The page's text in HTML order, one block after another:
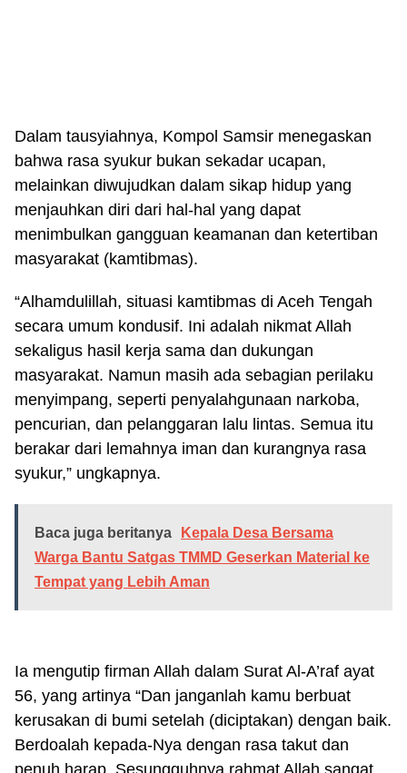
Dalam tausyiahnya, Kompol Samsir menegaskan
bahwa rasa syukur bukan sekadar ucapan,
melainkan diwujudkan dalam sikap hidup yang
menjauhkan diri dari hal-hal yang dapat
menimbulkan gangguan keamanan dan ketertiban
masyarakat (kamtibmas).
“Alhamdulillah, situasi kamtibmas di Aceh Tengah
secara umum kondusif. Ini adalah nikmat Allah
sekaligus hasil kerja sama dan dukungan
masyarakat. Namun masih ada sebagian perilaku
menyimpang, seperti penyalahgunaan narkoba,
pencurian, dan pelanggaran lalu lintas. Semua itu
berakar dari lemahnya iman dan kurangnya rasa
syukur,” ungkapnya.
Baca juga beritanya
Kepala Desa Bersama
Warga Bantu Satgas TMMD Geserkan Material ke
Tempat yang Lebih Aman
Ia mengutip firman Allah dalam Surat Al-A’raf ayat
56, yang artinya “Dan janganlah kamu berbuat
kerusakan di bumi setelah (diciptakan) dengan baik.
Berdoalah kepada-Nya dengan rasa takut dan
penuh harap. Sesungguhnya rahmat Allah sangat